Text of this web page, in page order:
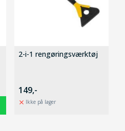
2-i-1 rengøringsværktøj
149,-
Ikke på lager